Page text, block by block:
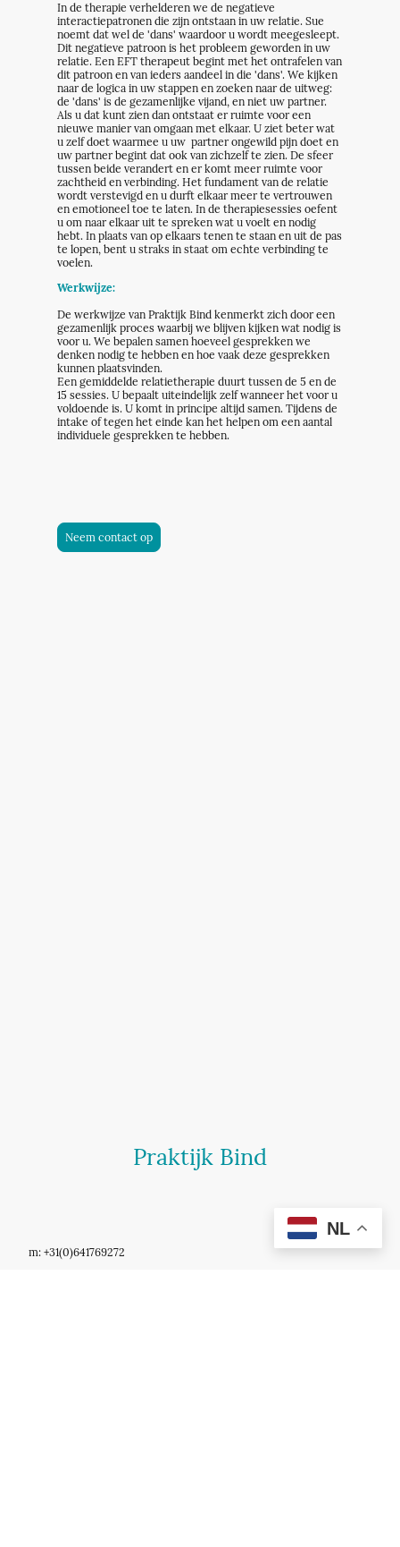
In de therapie verhelderen we de negatieve
interactiepatronen die zijn ontstaan in uw relatie. Sue
noemt dat wel de 'dans' waardoor u wordt meegesleept.
Dit negatieve patroon is het probleem geworden in uw
relatie. Een EFT therapeut begint met het ontrafelen van
dit patroon en van ieders aandeel in die 'dans'. We kijken
naar de logica in uw stappen en zoeken naar de uitweg:
de 'dans' is de gezamenlijke vijand, en niet uw partner.
Als u dat kunt zien dan ontstaat er ruimte voor een
nieuwe manier van omgaan met elkaar. U ziet beter wat
u zelf doet waarmee u uw partner ongewild pijn doet en
uw partner begint dat ook van zichzelf te zien. De sfeer
tussen beide verandert en er komt meer ruimte voor
zachtheid en verbinding. Het fundament van de relatie
wordt verstevigd en u durft elkaar meer te vertrouwen
en emotioneel toe te laten. In de therapiesessies oefent
u om naar elkaar uit te spreken wat u voelt en nodig
hebt. In plaats van op elkaars tenen te staan en uit de pas
te lopen, bent u straks in staat om echte verbinding te
voelen.
Werkwijze:
De werkwijze van Praktijk Bind kenmerkt zich door een
gezamenlijk proces waarbij we blijven kijken wat nodig is
voor u. We bepalen samen hoeveel gesprekken we
denken nodig te hebben en hoe vaak deze gesprekken
kunnen plaatsvinden.
Een gemiddelde relatietherapie duurt tussen de 5 en de
15 sessies. U bepaalt uiteindelijk zelf wanneer het voor u
voldoende is. U komt in principe altijd samen. Tijdens de
intake of tegen het einde kan het helpen om een aantal
individuele gesprekken te hebben.
Neem contact op
Praktijk Bind
m: +31(0)641769272
NL